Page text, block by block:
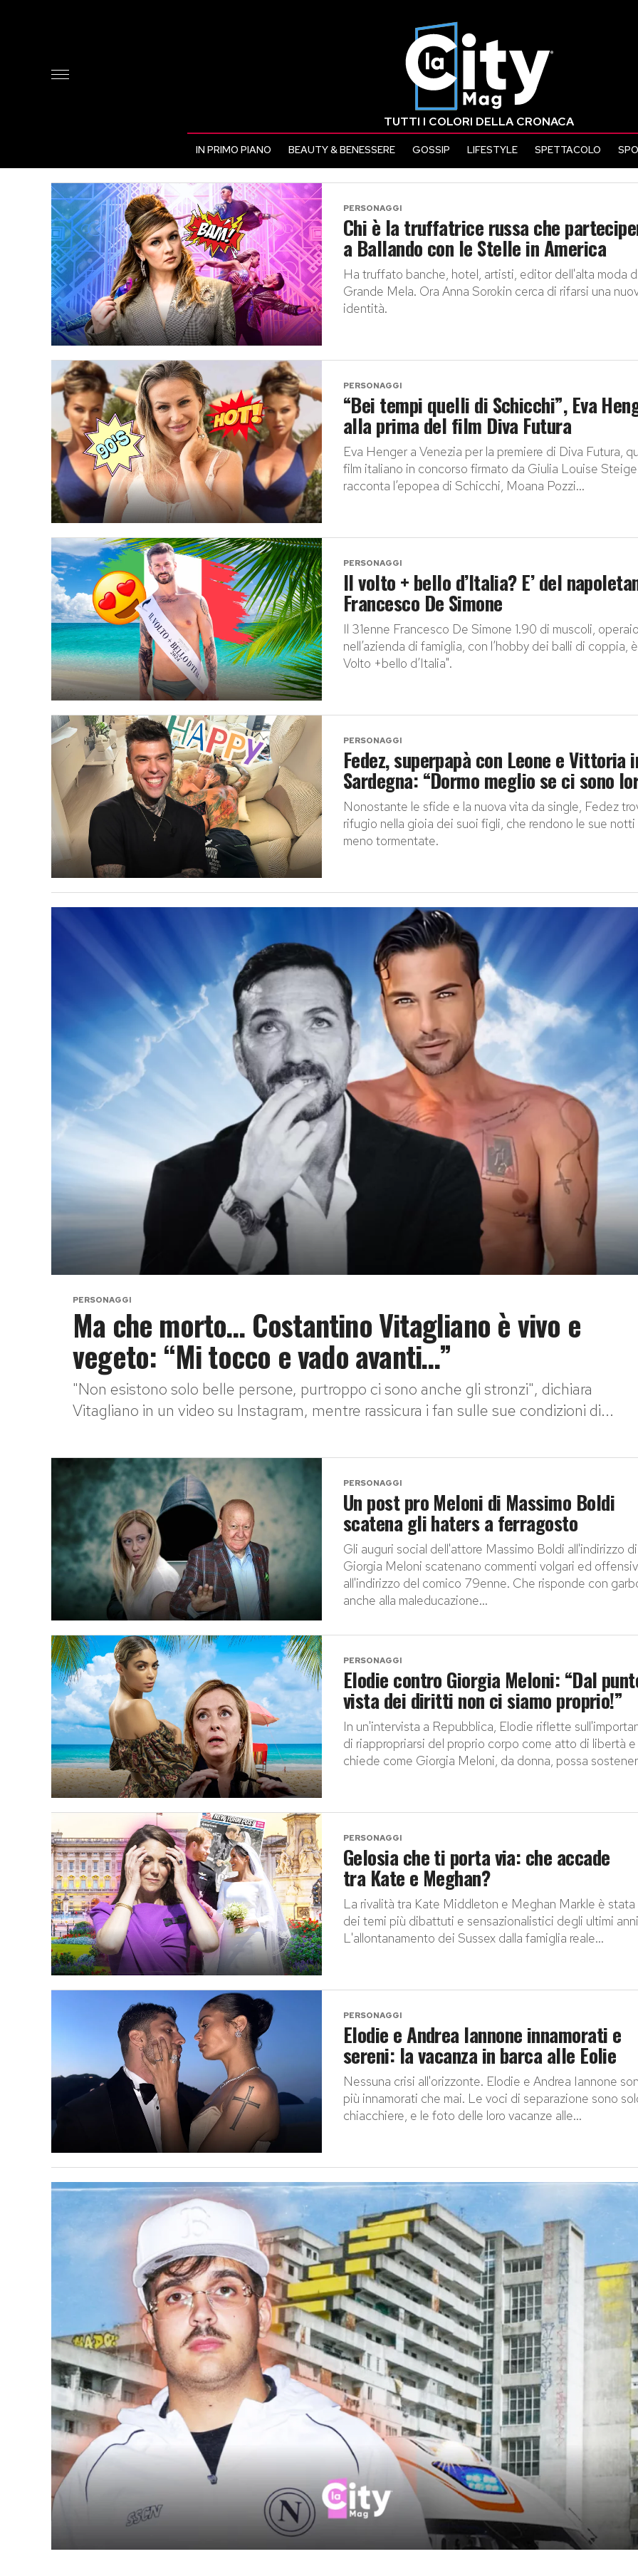
TUTTI I COLORI DELLA CRONACA
IN PRIMO PIANO BEAUTY & BENESSERE GOSSIP LIFESTYLE SPETTACOLO
PERSONAGGI
Chi è la truffatrice russa che
a Ballando con le Stelle in America
Ha truffato banche, hotel, artisti, editor dell'alta moda
Grande Mela. Ora Anna Sorokin cerca di rifarsi una
identità.
PERSONAGGI
“Bei tempi quelli di Schicchi”, Eva
alla prima del film Diva Futura
Eva Henger a Venezia per la premiere di Diva Futura,
film italiano in concorso firmato da Giulia Louise
racconta l’epopea di Schicchi, Moana Pozzi...
PERSONAGGI
Il volto + bello d’Italia? E’ del
Francesco De Simone
Il 31enne Francesco De Simone 1.90 di muscoli,
nell’azienda di famiglia, con l’hobby dei balli di coppia,
Volto +bello d’Italia".
PERSONAGGI
Fedez, superpapà con Leone e Vittoria
Sardegna: “Dormo meglio se ci sono
Nonostante le sfide e la nuova vita da single, Fedez
rifugio nella gioia dei suoi figli, che rendono le sue notti
meno tormentate.
PERSONAGGI
Ma che morto… Costantino Vitagliano è vivo e
vegeto: “Mi tocco e vado avanti…”
"Non esistono solo belle persone, purtroppo ci sono anche gli stronzi", dichiara
Vitagliano in un video su Instagram, mentre rassicura i fan sulle sue condizioni di...
PERSONAGGI
Un post pro Meloni di Massimo Boldi
scatena gli haters a ferragosto
Gli auguri social dell'attore Massimo Boldi all'indirizzo di
Giorgia Meloni scatenano commenti volgari ed
all'indirizzo del comico 79enne. Che risponde con
anche alla maleducazione...
PERSONAGGI
Elodie contro Giorgia Meloni: “Dal
vista dei diritti non ci siamo proprio!”
In un'intervista a Repubblica, Elodie riflette
di riappropriarsi del proprio corpo come atto di libertà
chiede come Giorgia Meloni, da donna, possa
PERSONAGGI
Gelosia che ti porta via: che accade
tra Kate e Meghan?
La rivalità tra Kate Middleton e Meghan Markle è stata
dei temi più dibattuti e sensazionalistici degli ultimi
L'allontanamento dei Sussex dalla famiglia reale...
PERSONAGGI
Elodie e Andrea Iannone innamorati e
sereni: la vacanza in barca alle Eolie
Nessuna crisi all'orizzonte. Elodie e Andrea Iannone
più innamorati che mai. Le voci di separazione sono
chiacchiere, e le foto delle loro vacanze alle...